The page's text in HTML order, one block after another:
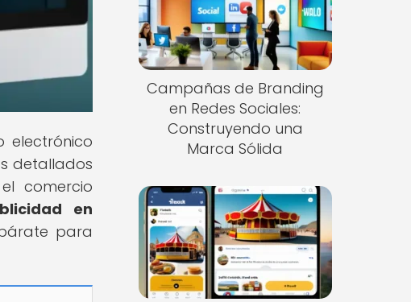
electrónico
detallados
comercio
en
para
Campañas de Branding
en Redes Sociales:
Construyendo una
Marca Sólida